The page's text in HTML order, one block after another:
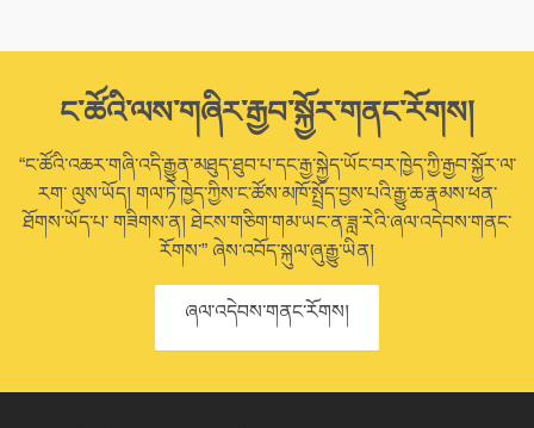
ང་ཚོའི་ལས་གཞིར་རྒྱབ་སྐྱོར་གནང་རོགས།
“ང་ཚོའི་འཆར་གཞི་འདི་རྒྱུན་མཐུད་ཐུབ་པ་དང་རྒྱ་སྐྱེད་ཡོང་བར་ཁྱེད་ཀྱི་རྒྱབ་སྐྱོར་ལ་
རག་ ལུས་ཡོད། གལ་ཏེ་ཁྱེད་ཀྱིས་ང་ཚོས་མཁོ་སྤྲོད་བྱས་པའི་རྒྱུ་ཆ་རྣམས་ཕན་
ཐོགས་ཡོད་པ་ གཟིགས་ན། ཐེངས་གཅིག་གམ་ཡང་ན་ཟླ་རེའི་ཞལ་འདེབས་གནང་
རོགས་” ཞེས་འབོད་སྐུལ་ཞུ་རྒྱུ་ཡིན།
ཞལ་འདེབས་གནང་རོགས།